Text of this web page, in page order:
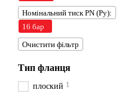
Номінальний тиск PN (Ру):
16 бар
Очистити фільтр
Тип фланця
плоский 1